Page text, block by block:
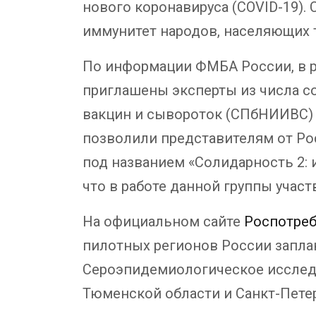
нового коронавируса (COVID-
иммунитет народов, населяющих
По информации ФМБА России, в
приглашены эксперты из числа
вакцин и сывороток
позволили представителям от
под названием «Солидарность 2:
что в работе данной группы
На официальном сайте
пилотных регионов России
Сероэпидемиологическое
Тюменской области и Санкт-